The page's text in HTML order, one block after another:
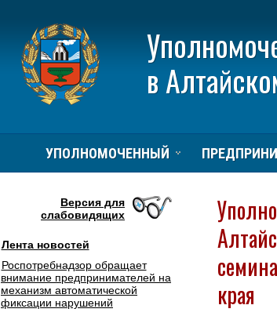
в
УПОЛНОМОЧЕННЫЙ
Версия для
слабовидящих
Лента новостей
Роспотребнадзор обращает
внимание предпринимателей на
механизм автоматической
фиксации нарушений
края